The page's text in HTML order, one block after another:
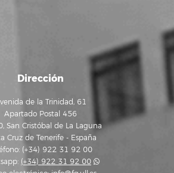
Dirección
de la Trinidad, 61
Apartado Postal 456
San Cristóbal de La Laguna
Cruz de Tenerife - España
(+34) 922 31 92 00
(+34) 922 31 92 00